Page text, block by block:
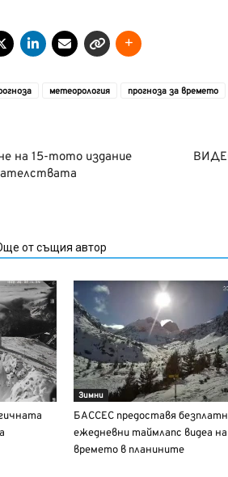
метеорология прогноза за времето
на 15-тото издание
от същия автор
Зимни
БАССЕС предоставя
ежедневни таймлапс видеа на
времето в планините